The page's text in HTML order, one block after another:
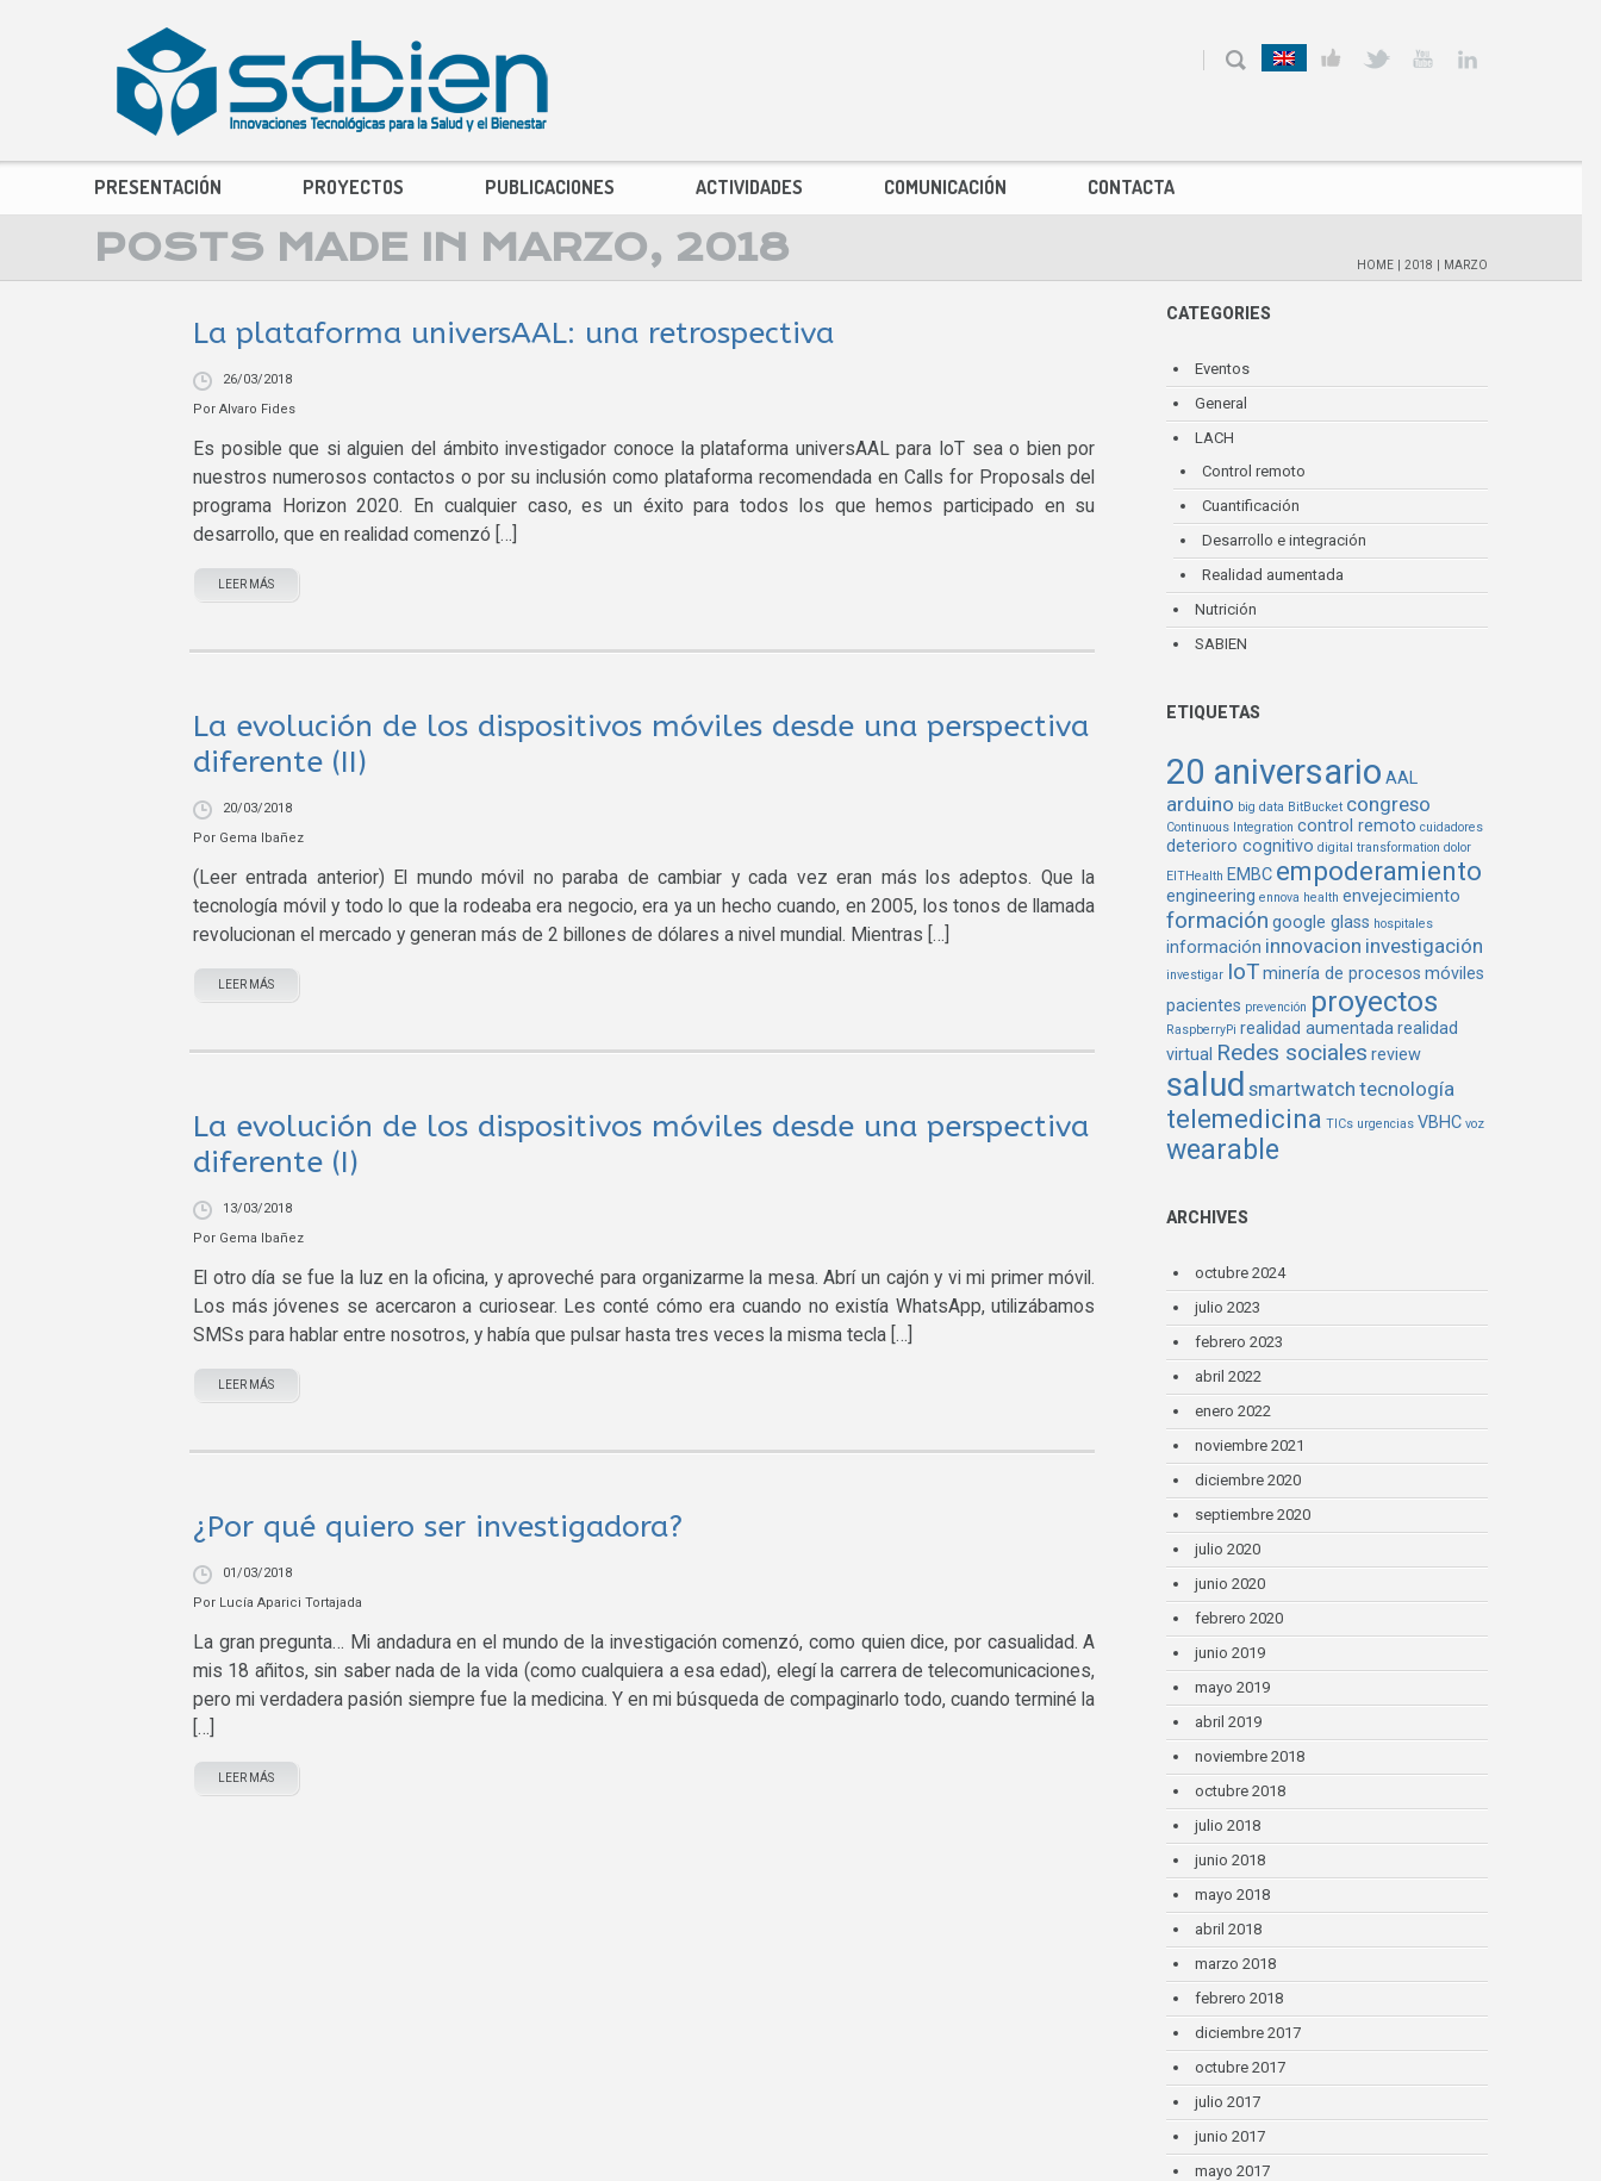
PRESENTACIÓN PROYECTOS PUBLICACIONES ACTIVIDADES COMUNICACIÓN CONTACTA
POSTS MADE IN MARZO, 2018 HOME 2018 MARZO
La plataforma universAAL: una retrospectiva
26/03/2018
Por Alvaro Fides
Es posible que si alguien del ámbito investigador conoce la plataforma universAAL para IoT sea o bien por
nuestros numerosos contactos o por su inclusión como plataforma recomendada en Calls for Proposals del
programa Horizon 2020. En cualquier caso, es un éxito para todos los que hemos participado en su
desarrollo, que en realidad comenzó […]
LEER MÁS
La evolución de los dispositivos móviles desde una perspectiva
diferente (II)
20/03/2018
Por Gema Ibañez
(Leer entrada anterior) El mundo móvil no paraba de cambiar y cada vez eran más los adeptos. Que la
tecnología móvil y todo lo que la rodeaba era negocio, era ya un hecho cuando, en 2005, los tonos de llamada
revolucionan el mercado y generan más de 2 billones de dólares a nivel mundial. Mientras […]
LEER MÁS
La evolución de los dispositivos móviles desde una perspectiva
diferente (I)
13/03/2018
Por Gema Ibañez
El otro día se fue la luz en la oficina, y aproveché para organizarme la mesa. Abrí un cajón y vi mi primer móvil.
Los más jóvenes se acercaron a curiosear. Les conté cómo era cuando no existía WhatsApp, utilizábamos
SMSs para hablar entre nosotros, y había que pulsar hasta tres veces la misma tecla […]
LEER MÁS
¿Por qué quiero ser investigadora?
01/03/2018
Por Lucía Aparici Tortajada
La gran pregunta… Mi andadura en el mundo de la investigación comenzó, como quien dice, por casualidad. A
mis 18 añitos, sin saber nada de la vida (como cualquiera a esa edad), elegí la carrera de telecomunicaciones,
pero mi verdadera pasión siempre fue la medicina. Y en mi búsqueda de compaginarlo todo, cuando terminé la
[…]
LEER MÁS
CATEGORIES
Eventos
General
LACH
Control remoto
Cuantificación
Desarrollo e integración
Realidad aumentada
Nutrición
SABIEN
ETIQUETAS
20 aniversario AAL
arduino big data BitBucket congreso
Continuous Integration control remoto cuidadores
deterioro cognitivo digital transformation dolor
EITHealth EMBC empoderamiento
engineering ennova health envejecimiento
formación google glass hospitales
información innovacion investigación
investigar IoTminería de procesos móviles
pacientes prevención proyectos
RaspberryPi realidad aumentadarealidad
virtual Redes sociales review
salud smartwatch tecnología
telemedicina TICs urgencias VBHC voz
wearable
ARCHIVES
octubre 2024
julio 2023
febrero 2023
abril 2022
enero 2022
noviembre 2021
diciembre 2020
septiembre 2020
julio 2020
junio 2020
febrero 2020
junio 2019
mayo 2019
abril 2019
noviembre 2018
octubre 2018
julio 2018
junio 2018
mayo 2018
abril 2018
marzo 2018
febrero 2018
diciembre 2017
octubre 2017
julio 2017
junio 2017
mayo 2017